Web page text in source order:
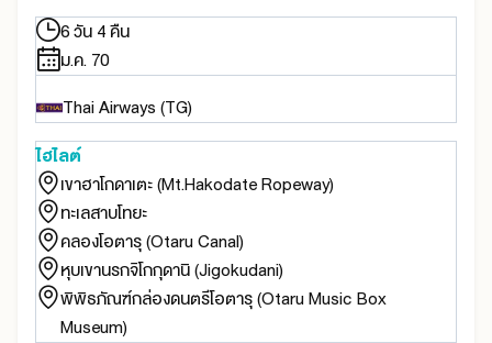
6 วัน 4 คืน
ม.ค. 70
Thai Airways (TG)
ไฮไลต์
เขาฮาโกดาเตะ (Mt.Hakodate Ropeway)
ทะเลสาบโทยะ
คลองโอตารุ (Otaru Canal)
หุบเขานรกจิโกกุดานิ (Jigokudani)
พิพิธภัณฑ์กล่องดนตรีโอตารุ (Otaru Music Box
Museum)